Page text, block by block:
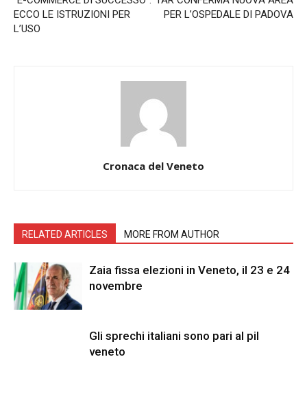
ECCO LE ISTRUZIONI PER
L’USO
PER L’OSPEDALE DI PADOVA
Cronaca del Veneto
RELATED ARTICLES MORE FROM AUTHOR
Zaia fissa elezioni in Veneto, il 23 e 24
novembre
Gli sprechi italiani sono pari al pil
veneto